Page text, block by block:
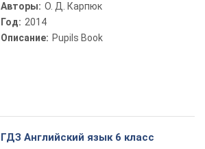
Авторы: О. Д. Карпюк
Год: 2014
Описание: Pupils Book
ГДЗ Английский язык 6 класс